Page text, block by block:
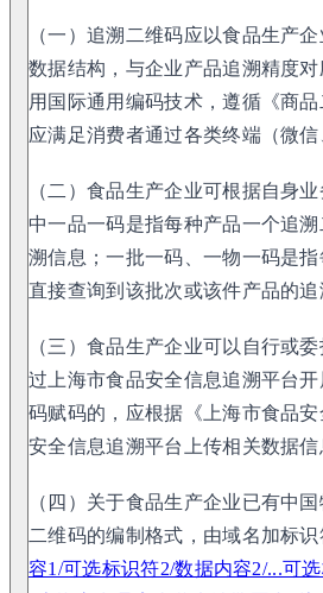
（一）追溯二维码应以食品生产
数据结构，与企业产品追溯精度
用国际通用编码技术，遵循《商
应满足消费者通过各类终端（微
（二）食品生产企业可根据自身
中一品一码是指每种产品一个追
溯信息；一批一码、一物一码是
直接查询到该批次或该件产品的追
（三）食品生产企业可以自行或
过上海市食品安全信息追溯平台
码赋码的，应根据《上海市食品
安全信息追溯平台上传相关数据信
（四）关于食品生产企业已有中
二维码的编制格式，由域名加标
容1/可选标识符2/数据内容2/...可